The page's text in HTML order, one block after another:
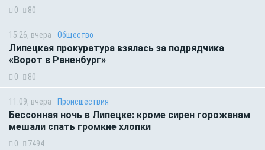
0 80
15:26, вчера Общество
Липецкая прокуратура взялась за подрядчика
«Ворот в Раненбург»
0 80
11:09, вчера Происшествия
Бессонная ночь в Липецке: кроме сирен горожанам
мешали спать громкие хлопки
0 7494